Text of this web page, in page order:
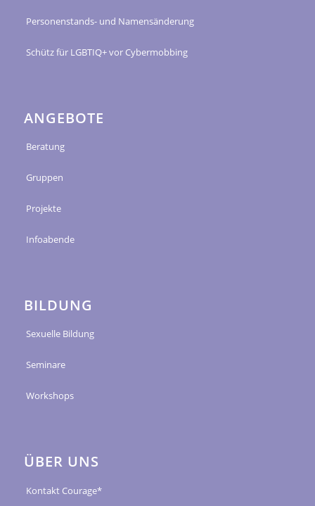
Personenstands- und Namensänderung
Schütz für LGBTIQ+ vor Cybermobbing
ANGEBOTE
Beratung
Gruppen
Projekte
Infoabende
BILDUNG
Sexuelle Bildung
Seminare
Workshops
ÜBER UNS
Kontakt Courage*